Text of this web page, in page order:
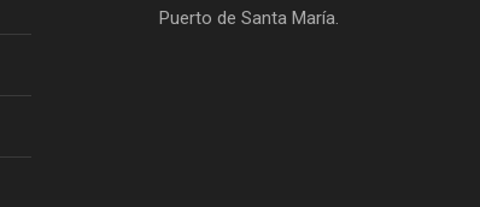
Puerto de Santa María.